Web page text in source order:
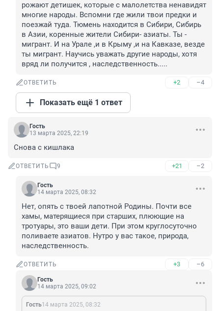
рожают детишек, которые с малолетства ненавидят
многие народы. Вспомни где жили твои предки и
поезжай туда. Тюмень находится в Сибири, Сибирь
в Азии, коренные жители Сибири- азиаты. Ты -
мигрант. И на Урале ,и в Крыму ,и на Кавказе, везде
ты мигрант. Научись уважать другие народы, хотя
вряд ли получится , наследственность.....
ОТВЕТИТЬ +2 –4
Показать ещё 1 ответ
Гость
13 марта 2025, 22:19
Снова с кишлака
ОТВЕТИТЬ 9 +21 –2
Гость
14 марта 2025, 08:32
Нет, опять с твоей лапотной Родины. Почти все
хамы, матерящиеся при старших, плюющие на
тротуары, это ваши дети. При этом круглосуточно
поливаете азиатов. Нутро у вас такое, природа,
наследственность.
ОТВЕТИТЬ +3 –6
Гость
14 марта 2025, 09:02
Гость14 марта 2025, 08:32